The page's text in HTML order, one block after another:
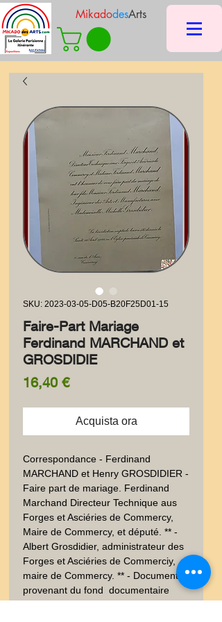
MikadodesArts
SKU: 2023-03-05-D05-B20F25D01-15
Faire-Part Mariage
Ferdinand MARCHAND et
GROSDIDIE
16,40 €Prezzo
Acquista ora
Correspondance - Ferdinand
MARCHAND et Henry GROSDIDIER -
Faire part de mariage. Ferdinand
Marchand Directeur Technique aus
Forges et Asciéries de Commercy,
Maire de Commercy, et député. ** -
Albert Grosdidier, administrateur des
Forges et Asciéries de Commerciy,
maire de Commercy. ** - Document
provenant du fond  documentaire